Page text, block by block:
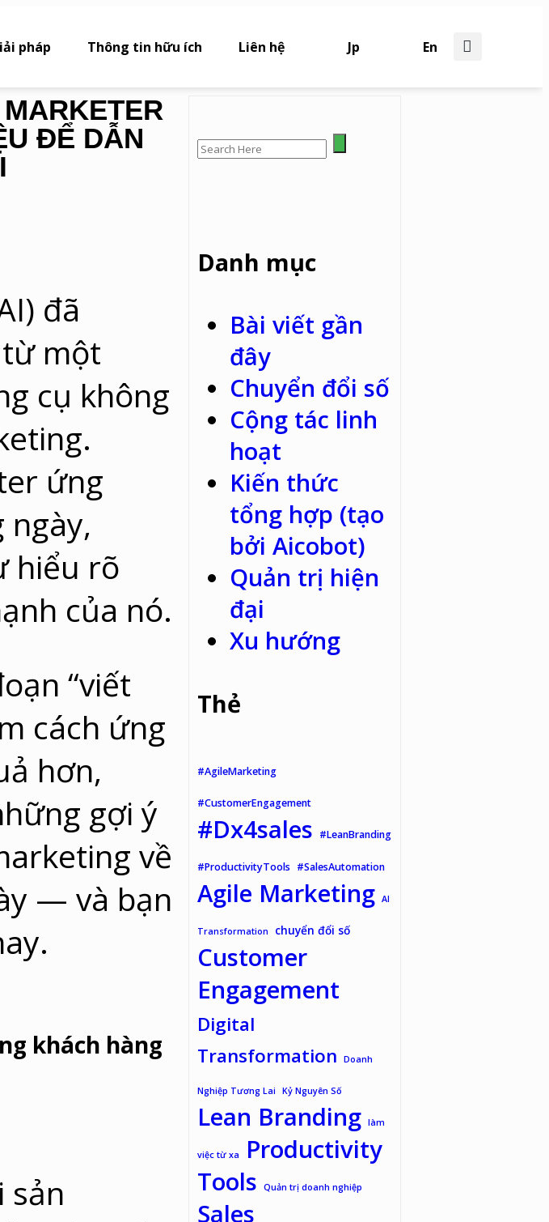
pháp Thông tin hữu ích Liên hệ Jp En
ĐỂ DẪN
đã
một
cụ không
ứng
ngày,
hiểu rõ
của nó.
“viết
cách ứng
hơn,
gợi ý
về
— và bạn
khách hàng
sản
Danh mục
Bài viết gần
đây
Chuyển đổi số
Cộng tác linh
hoạt
Kiến thức
tổng hợp (tạo
bởi Aicobot)
Quản trị hiện
đại
Xu hướng
Thẻ
#AgileMarketing
#CustomerEngagement
#Dx4sales #LeanBranding
#ProductivityTools #SalesAutomation
Agile Marketing AI
Transformation chuyển đổi số
Customer
Engagement
Digital
Transformation
Doanh
Nghiệp Tương Lai Kỷ Nguyên Số
Lean Branding làm
việc từ xa
Productivity
Tools
Quản trị doanh nghiệp
Sales